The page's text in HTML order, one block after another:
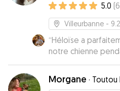
5.0 (6
Villeurbanne -
“Héloïse a
notre chienne
été très
communiqué des
période de garde.
Morgane · Toutou